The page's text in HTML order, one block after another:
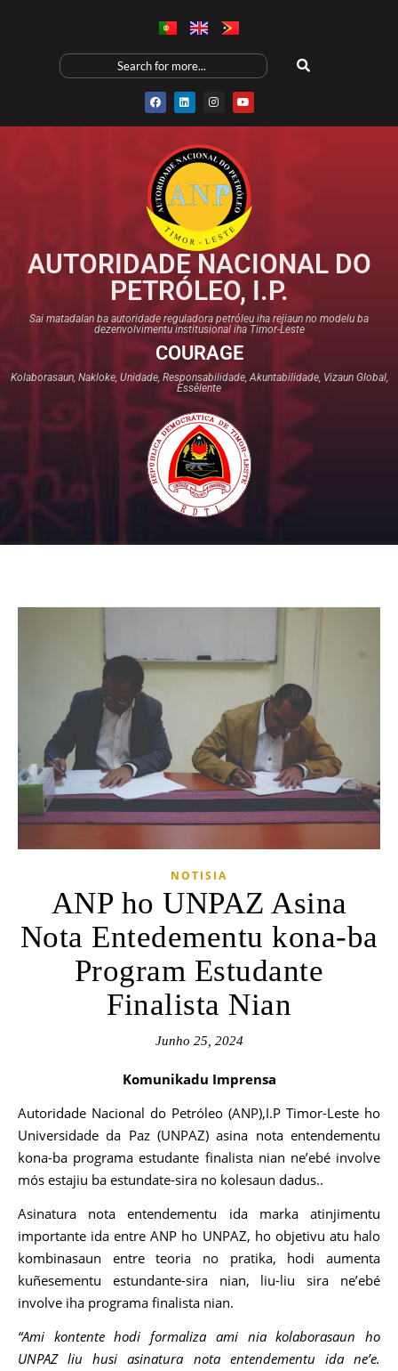
AUTORIDADE NACIONAL DO
PETRÓLEO, I.P.
Sai matadalan ba autoridade reguladora petróleu iha rejiaun no modelu ba
dezenvolvimentu institusional iha Timor-Leste
COURAGE
Kolaborasaun, Nakloke, Unidade, Responsabilidade, Akuntabilidade, Vizaun Global,
Essêlente
NOTISIA
ANP ho UNPAZ Asina
Nota Entedementu kona-ba
Program Estudante
Finalista Nian
Junho 25, 2024
Komunikadu Imprensa
Autoridade Nacional do Petróleo (ANP),I.P Timor-Leste ho
Universidade da Paz (UNPAZ) asina nota entendementu
kona-ba programa estudante finalista nian ne’ebé involve
mós estajiu ba estundate-sira no kolesaun dadus..
Asinatura nota entendementu ida marka atinjimentu
importante ida entre ANP ho UNPAZ, ho objetivu atu halo
kombinasaun entre teoria no pratika, hodi aumenta
kuñesementu estundante-sira nian, liu-liu sira ne’ebé
involve iha programa finalista nian.
“Ami kontente hodi formaliza ami nia kolaborasaun ho
UNPAZ liu husi asinatura nota entendementu ida ne’e.